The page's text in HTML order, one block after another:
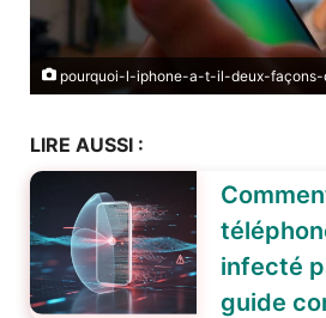
pourquoi-l-iphone-a-t-il-deux-
LIRE AUSSI :
infecté
guide